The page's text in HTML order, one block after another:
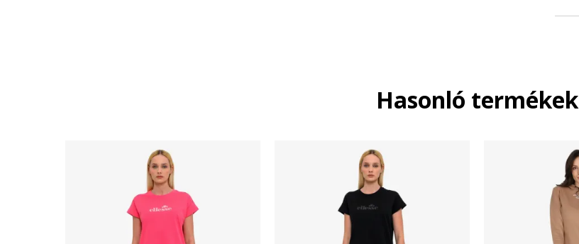
Hasonló termékek